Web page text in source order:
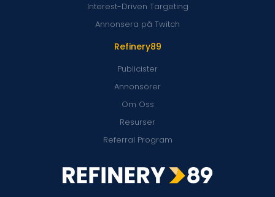
Refinery89
Publicister
Annonsörer
Om Oss
Resurser
Referral Program
Interest-Driven Targeting
Annonsera på Twitch